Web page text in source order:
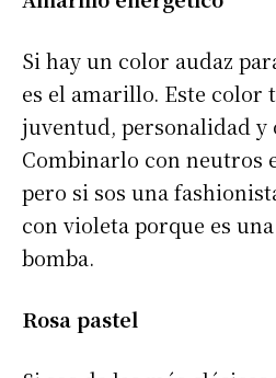
Si hay un color audaz
es el amarillo. Este color
juventud, personalidad y
Combinarlo con neutros
pero si sos una
con violeta porque es
bomba.
Rosa pastel